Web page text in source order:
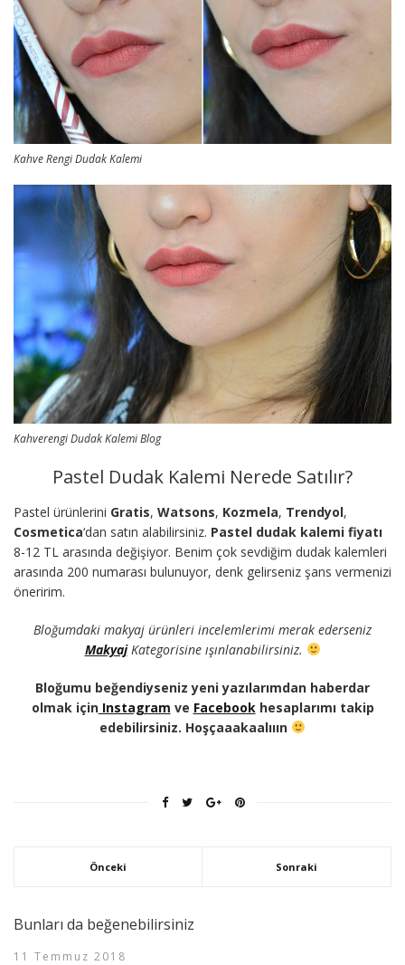
Kahve Rengi Dudak Kalemi
Kahverengi Dudak Kalemi Blog
Pastel Dudak Kalemi Nerede Satılır?
Pastel ürünlerini Gratis, Watsons, Kozmela, Trendyol,
Cosmetica‘dan satın alabilirsiniz. Pastel dudak kalemi fiyatı
8-12 TL arasında değişiyor. Benim çok sevdiğim dudak kalemleri
arasında 200 numarası bulunuyor, denk gelirseniz şans vermenizi
öneririm.
Bloğumdaki makyaj ürünleri incelemlerimi merak ederseniz
MakyajKategorisine ışınlanabilirsiniz.
Bloğumu beğendiyseniz yeni yazılarımdan haberdar
olmak içinInstagram ve Facebookhesaplarımı takip
edebilirsiniz. Hoşçaaakaalııın
Önceki Sonraki
Bunları da beğenebilirsiniz
11 Temmuz 2018